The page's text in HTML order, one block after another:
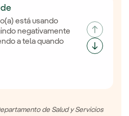
está usando
negativamente
a tela quando
de Salud y Servicios